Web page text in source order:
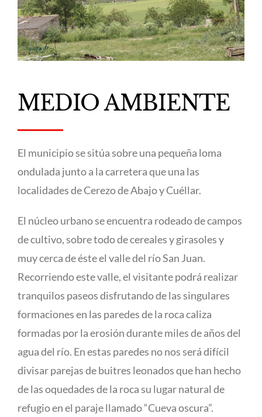
MEDIO AMBIENTE
El municipio se sitúa sobre una pequeña loma
ondulada junto a la carretera que una las
localidades de Cerezo de Abajo y Cuéllar.
El núcleo urbano se encuentra rodeado de campos
de cultivo, sobre todo de cereales y girasoles y
muy cerca de éste el valle del río San Juan.
Recorriendo este valle, el visitante podrá realizar
tranquilos paseos disfrutando de las singulares
formaciones en las paredes de la roca caliza
formadas por la erosión durante miles de años del
agua del río. En estas paredes no nos será difícil
divisar parejas de buitres leonados que han hecho
de las oquedades de la roca su lugar natural de
refugio en el paraje llamado “Cueva oscura”.